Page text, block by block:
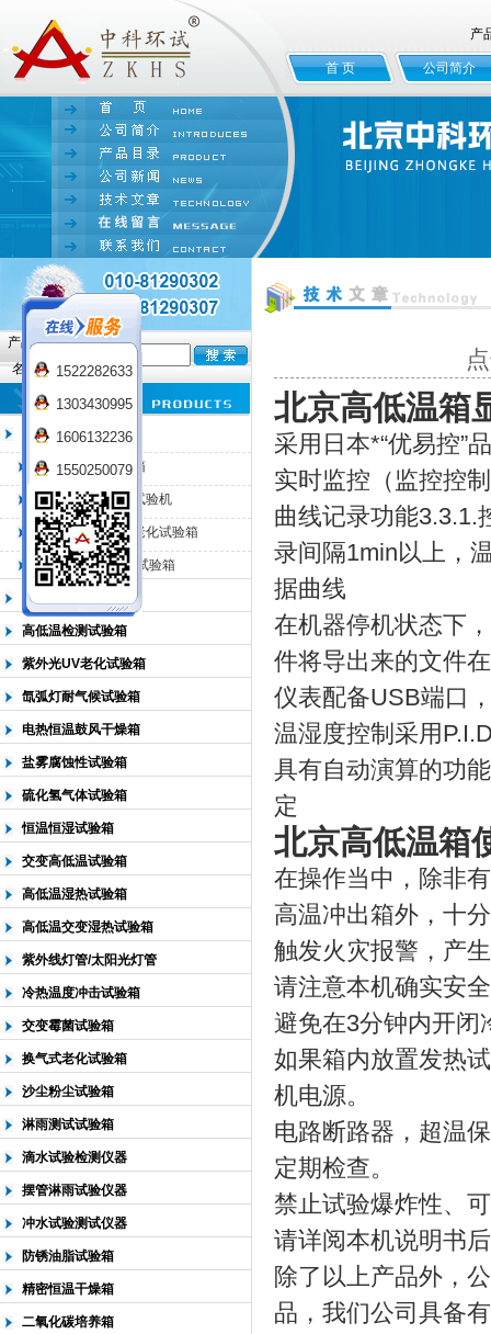
北京中科环试仪器有限公司
产
首 页 公司简介
产品
名:
臭氧老化试验箱
QL-100臭氧老化箱
QL-225臭氧老化试验机
QL-500动态臭氧老化试验箱
QL-0*型臭氧老化试验箱
低温恒温试验箱
高低温检测试验箱
紫外光UV老化试验箱
氙弧灯耐气候试验箱
电热恒温鼓风干燥箱
盐雾腐蚀性试验箱
硫化氢气体试验箱
恒温恒湿试验箱
交变高低温试验箱
高低温湿热试验箱
高低温交变湿热试验箱
紫外线灯管/太阳光灯管
冷热温度冲击试验箱
交变霉菌试验箱
换气式老化试验箱
沙尘粉尘试验箱
淋雨测试试验箱
滴水试验检测仪器
摆管淋雨试验仪器
冲水试验测试仪器
防锈油脂试验箱
精密恒温干燥箱
二氧化碳培养箱
北京高低温箱
采用日本*“优易控”
实时监控（监控控
曲线记录功能3.3.1.
录间隔1min以上，
据曲线
在机器停机状态下
件将导出来的文件
仪表配备USB端口
温湿度控制采用
具有自动演算的功
定
北京高低温箱
在操作当中，除非
高温冲出箱外，十
触发火灾报警，产
请注意本机确实安
避免在3分钟内开闭
如果箱内放置发热
机电源。
电路断路器，超温
定期检查。
禁止试验爆炸性、
请详阅本机说明书
除了以上产品外，
品，我们公司具备
1522282633
1303430995
1606132236
1550250079